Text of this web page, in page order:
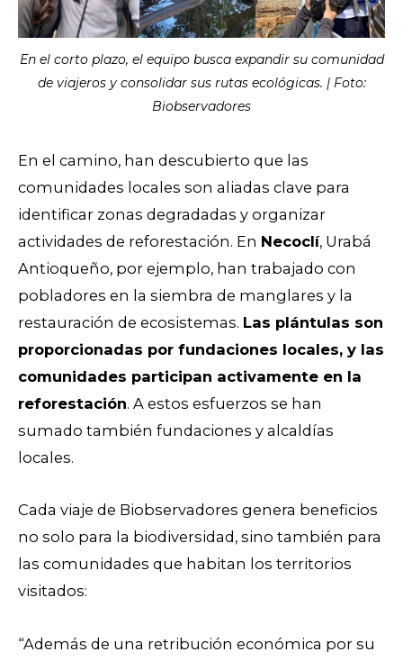
En el corto plazo, el equipo busca expandir su comunidad
de viajeros y consolidar sus rutas ecológicas. | Foto:
Biobservadores
En el camino, han descubierto que las
comunidades locales son aliadas clave para
identificar zonas degradadas y organizar
actividades de reforestación. En Necoclí, Urabá
Antioqueño, por ejemplo, han trabajado con
pobladores en la siembra de manglares y la
restauración de ecosistemas. Las plántulas son
proporcionadas por fundaciones locales, y las
comunidades participan activamente en la
reforestación. A estos esfuerzos se han
sumado también fundaciones y alcaldías
locales.
Cada viaje de Biobservadores genera beneficios
no solo para la biodiversidad, sino también para
las comunidades que habitan los territorios
visitados:
“Además de una retribución económica por su